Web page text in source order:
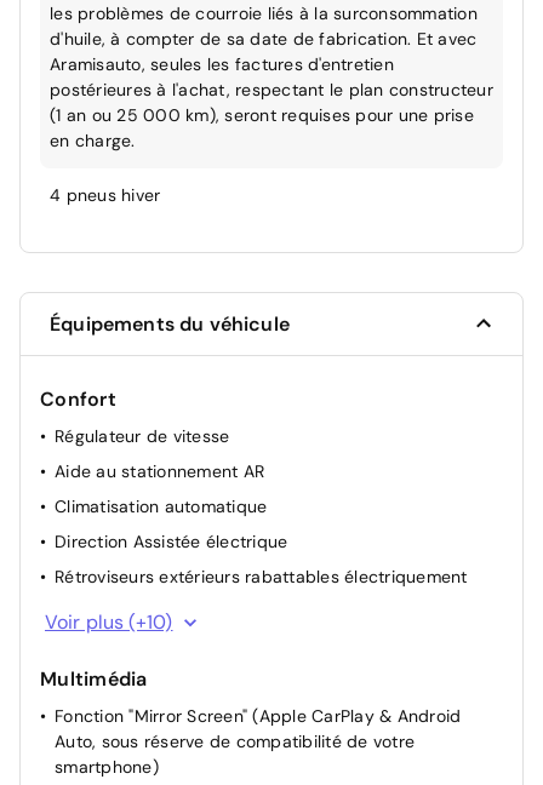
les problèmes de courroie liés à la surconsommation
d'huile, à compter de sa date de fabrication. Et avec
Aramisauto, seules les factures d'entretien
postérieures à l'achat, respectant le plan constructeur
(1 an ou 25 000 km), seront requises pour une prise
en charge.
4 pneus hiver
Équipements du véhicule
Confort
Régulateur de vitesse
Aide au stationnement AR
Climatisation automatique
Direction Assistée électrique
Rétroviseurs extérieurs rabattables électriquement
Démarrage mains libres
Siège passager réglable en hauteur
Siège conducteur avec réglage manuel en hauteur
Siège passager à réglage mécanique
Voir plus (+10)
Multimédia
Fonction "Mirror Screen" (Apple CarPlay & Android
Auto, sous réserve de compatibilité de votre
smartphone)